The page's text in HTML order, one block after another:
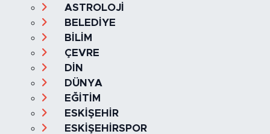
ASTROLOJİ
BELEDİYE
BİLİM
ÇEVRE
DİN
DÜNYA
EĞİTİM
ESKİŞEHİR
ESKİŞEHİRSPOR